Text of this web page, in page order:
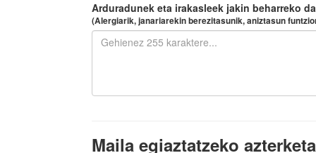
Arduradunek eta irakasleek jakin beharreko
(Alergiarik, janariarekin berezitasunik, aniztasun
Maila egiaztatzeko